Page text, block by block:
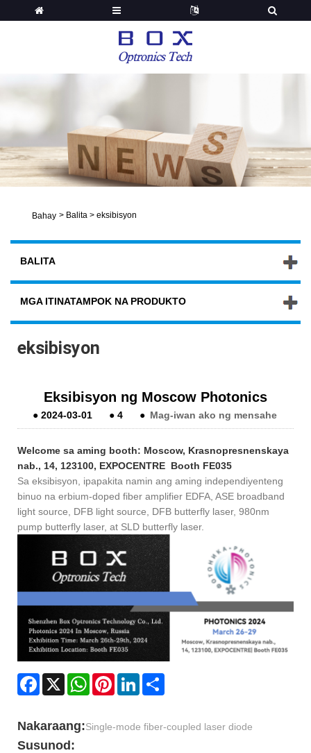
Bahay > Balita > eksibisyon
BALITA
MGA ITINATAMPOK NA PRODUKTO
eksibisyon
Eksibisyon ng Moscow Photonics
● 2024-03-01 ● 4 ● Mag-iwan ako ng mensahe
Welcome sa aming booth: Moscow, Krasnopresnenskaya
nab., 14, 123100, EXPOCENTRE Booth FE035
Sa eksibisyon, ipapakita namin ang aming independiyenteng
binuo na erbium-doped fiber amplifier EDFA, ASE broadband
light source, DFB light source, DFB butterfly laser, 980nm
pump butterfly laser, at SLD butterfly laser.
Facebook
X WhatsAppPinterestLinkedIn
Nakaraang:Single-mode fiber-coupled laser diode
Susunod: